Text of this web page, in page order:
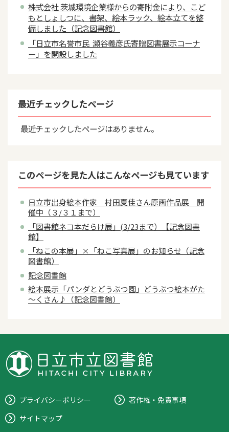
株式会社 茨城環境企業様からの寄附金により、こど
もとしょしつに、書架、絵本ラック、絵本立てを整
備しました（記念図書館）
「日立市名誉市民 瀬谷義彦氏寄贈図書展示コーナ
ー」を開設しました
最近チェックしたページ
最近チェックしたページはありません。
このページを見た人はこんなページも見ています
日立市出身絵本作家 村田夏佳さん原画作品展 開
催中（３/３１まで）
「図書館ネコ本だらけ展」(3/23まで）【記念図書
館】
「ねこの本展」×「ねこ写真展」のお知らせ（記念
図書館）
記念図書館
絵本展示「パンダとどうぶつ園」どうぶつ絵本がた
～くさん♪（記念図書館）
プライバシーポリシー
著作権・免責事項
サイトマップ